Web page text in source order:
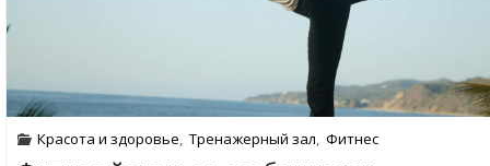
Красота и здоровье, Тренажерный зал, Фитнес